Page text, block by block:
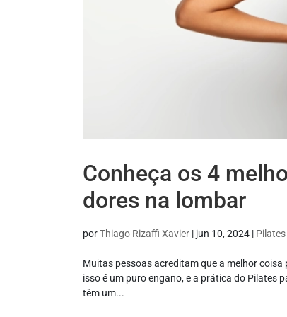
Conheça os 4
dores na lombar
porThiago Rizaffi Xavier | jun 10, 2024 | Pilates
Muitas pessoas acreditam que a melhor
isso é um puro engano, e a prática do Pilates
têm um...